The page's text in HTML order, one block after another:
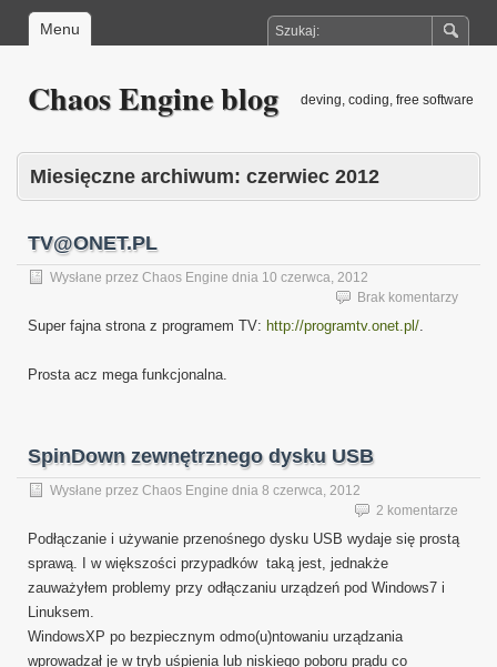
Menu
Chaos Engine blog deving, coding, free software
Miesięczne archiwum: czerwiec 2012
TV@ONET.PL
Wysłane przez Chaos Engine dnia 10 czerwca, 2012
Brak komentarzy
Super fajna strona z programem TV: http://programtv.onet.pl/.
Prosta acz mega funkcjonalna.
SpinDown zewnętrznego dysku USB
Wysłane przez Chaos Engine dnia 8 czerwca, 2012
2 komentarze
Podłączanie i używanie przenośnego dysku USB wydaje się prostą
sprawą. I w większości przypadków taką jest, jednakże
zauważyłem problemy przy odłączaniu urządzeń pod Windows7 i
Linuksem.
WindowsXP po bezpiecznym odmo(u)ntowaniu urządzania
wprowadzał je w tryb uśpienia lub niskiego poboru prądu co